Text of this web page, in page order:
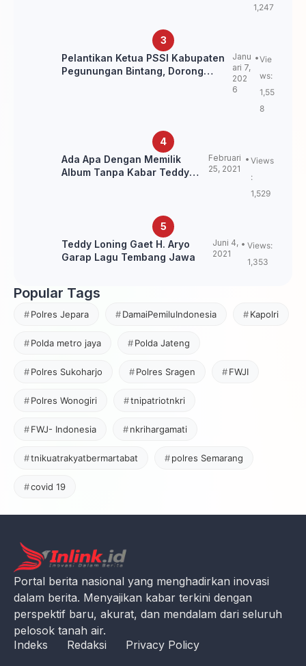
1,247
Pelantikan Ketua PSSI Kabupaten
Pegunungan Bintang, Dorong
Janu
ari 7,
202
6
Vie
ws:
1,55
8
Ada Apa Dengan Memilik
Album Tanpa Kabar Teddy
Februari
25, 2021
Views
:
1,529
Teddy Loning Gaet H. Aryo
Garap Lagu Tembang Jawa
Juni 4,
2021
Views:
1,353
Popular Tags
Polres Jepara DamaiPemiluIndonesia Kapolri
Polda metro jaya Polda Jateng
Polres Sukoharjo Polres Sragen FWJI
Polres Wonogiri tnipatriotnkri
FWJ- Indonesia nkrihargamati
tnikuatrakyatbermartabat polres Semarang
covid 19
Portal berita nasional yang menghadirkan inovasi
dalam berita. Menyajikan kabar terkini dengan
perspektif baru, akurat, dan mendalam dari seluruh
pelosok tanah air.
Indeks
Redaksi Privacy Policy